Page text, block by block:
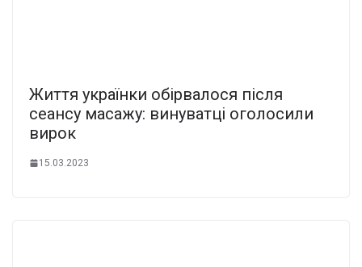
Життя українки обірвалося після
сеансу масажу: винуватці оголосили
вирок
15.03.2023